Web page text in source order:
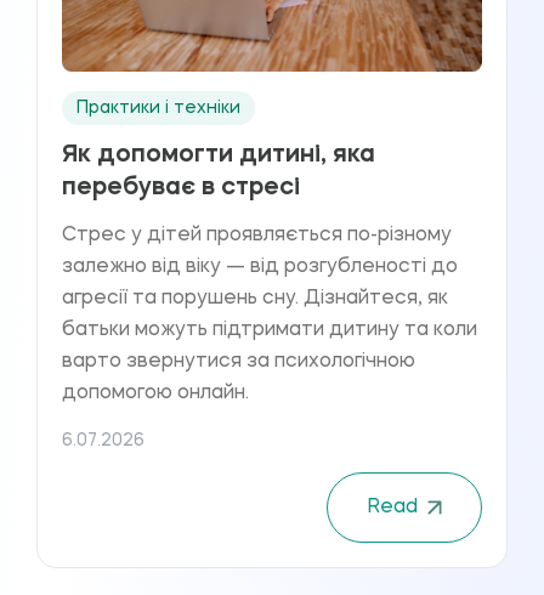
Практики і техніки
Як допомогти дитині, яка
перебуває в стресі
Стрес у дітей проявляється по-різному
залежно від віку — від розгубленості до
агресії та порушень сну. Дізнайтеся, як
батьки можуть підтримати дитину та коли
варто звернутися за психологічною
допомогою онлайн.
6.07.2026
Read